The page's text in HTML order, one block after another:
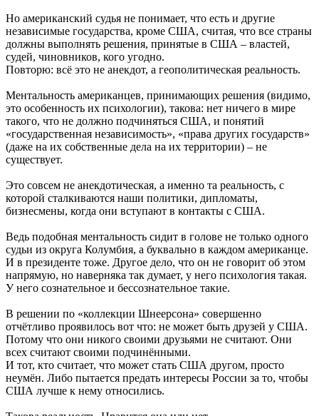
Но американский судья не понимает, что есть и другие
независимые государства, кроме США, считая, что все страны
должны выполнять решения, принятые в США – властей,
судей, чиновников, кого угодно.
Повторю: всё это не анекдот, а геополитическая реальность.
Ментальность американцев, принимающих решения (видимо,
это особенность их психологии), такова: нет ничего в мире
такого, что не должно подчиняться США, и понятий
«государственная независимость», «права других государств»
(даже на их собственные дела на их территории) – не
существует.
Это совсем не анекдотическая, а именно та реальность, с
которой сталкиваются наши политики, дипломаты,
бизнесмены, когда они вступают в контакты с США.
Ведь подобная ментальность сидит в голове не только одного
судьи из округа Колумбия, а буквально в каждом американце.
И в президенте тоже. Другое дело, что он не говорит об этом
напрямую, но наверняка так думает, у него психология такая.
У него сознательное и бессознательное такие.
В решении по «коллекции Шнеерсона» совершенно
отчётливо проявилось вот что: не может быть друзей у США.
Потому что они никого своими друзьями не считают. Они
всех считают своими подчинёнными.
И тот, кто считает, что может стать США другом, просто
неумён. Либо пытается предать интересы России за то, чтобы
США лучше к нему относились.